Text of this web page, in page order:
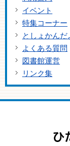
イベント
特集コーナー
としょかんだ
よくある質問
図書館運営
リンク集